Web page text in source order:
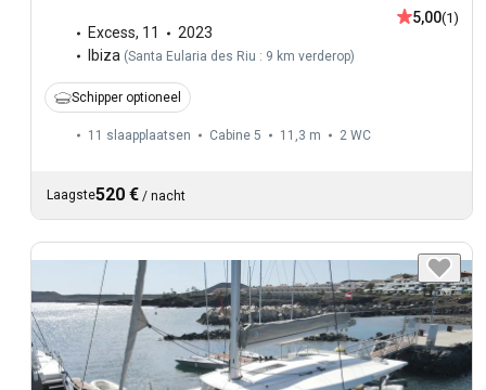
Excess, 11
2023
Ibiza (Santa Eularia des Riu : 9 km verderop)
5,00(1)
Schipper optioneel
11 slaapplaatsen Cabine 5 11,3 m 2 WC
Laagste520 € / nacht